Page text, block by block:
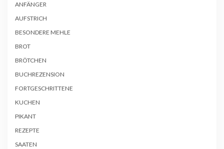
ANFÄNGER
AUFSTRICH
BESONDERE MEHLE
BROT
BRÖTCHEN
BUCHREZENSION
FORTGESCHRITTENE
KUCHEN
PIKANT
REZEPTE
SAATEN